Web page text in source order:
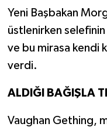
Yeni Başbakan
üstlenirken selefinin
ve bu mirasa kendi
verdi.
ALDIĞI BAĞIŞLA
Vaughan Gething,